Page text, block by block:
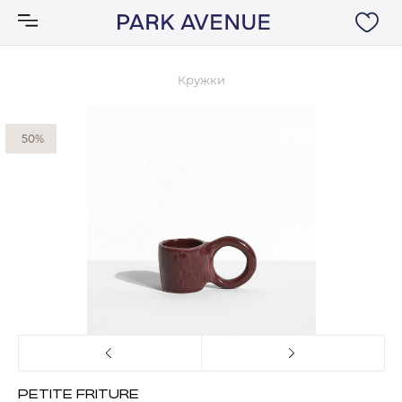
Кружки
50%
PETITE FRITURE